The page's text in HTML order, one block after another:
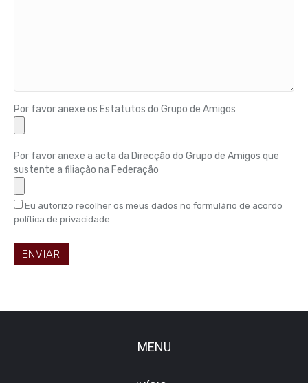
Por favor anexe os Estatutos do Grupo de Amigos
Por favor anexe a acta da Direcção do Grupo de Amigos que
sustente a filiação na Federação
Eu autorizo recolher os meus dados no formulário de acordo
política de privacidade.
MENU